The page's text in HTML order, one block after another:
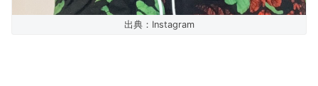
出典：Instagram